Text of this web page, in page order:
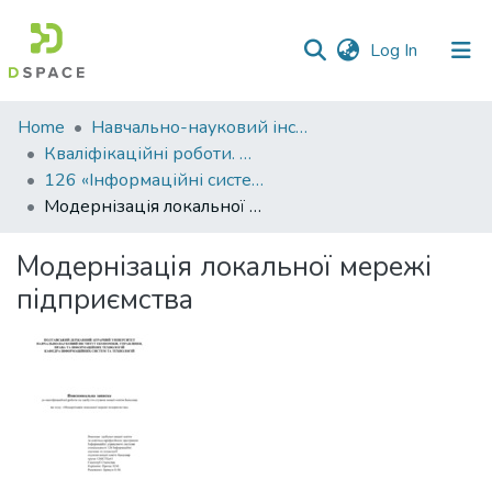
Log In (current)
Communities
&
Collections
All of DSpace
Statistics
Home
Навчально-науковий інститут економіки, управління, права та інформаційних технологій
Кваліфікаційні роботи. ННІ економіки, управління, права та ІТ
126 «Інформаційні системи та технології» - Бакалаври 2023-2024
Модернізація локальної мережі підприємства
Модернізація локальної мережі
підприємства